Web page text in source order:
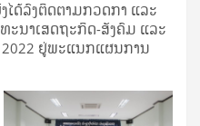
ດ້ລົງຕິດຕາມກວດກາ ແລະ
ນາເສດຖະກິດ-ສັງຄົມ ແລະ
ຢູ່ພະແນກແຜນການ